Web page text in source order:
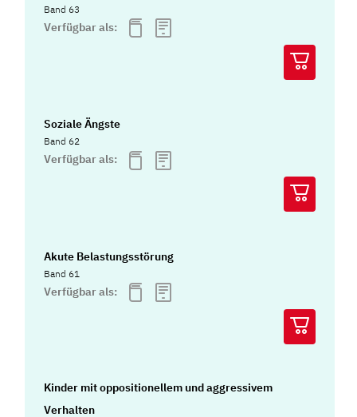
Band 63
Verfügbar als:
Soziale Ängste
Band 62
Verfügbar als:
Akute Belastungsstörung
Band 61
Verfügbar als:
Kinder mit oppositionellem und aggressivem
Verhalten